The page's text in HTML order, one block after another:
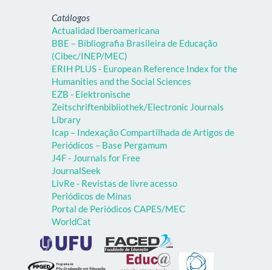
Catálogos
Actualidad Iberoamericana
BBE – Bibliografia Brasileira de Educação
(Cibec/INEP/MEC)
ERIH PLUS - European Reference Index for the
Humanities and the Social Sciences
EZB - Elektronische
Zeitschriftenbibliothek/Electronic Journals
Library
Icap – Indexação Compartilhada de Artigos de
Periódicos – Base Pergamum
J4F - Journals for Free
JournalSeek
LivRe - Revistas de livre acesso
Periódicos de Minas
Portal de Periódicos CAPES/MEC
WorldCat